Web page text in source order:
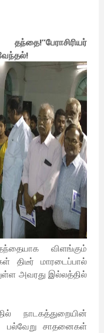
விளங்கும்
திடீர் மாரடைப்பால்
அவரது இல்லத்தில்
நாடகத்துறையின்
பல்வேறு சாதனைகள்